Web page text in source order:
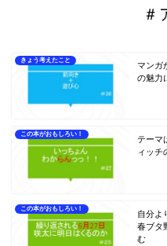
＃
きょう考えたこと
マンガ
の魅力
この本がおもしろい！
テーマ
ィッチ
この本がおもしろい！
自分よ
春ブタ
む